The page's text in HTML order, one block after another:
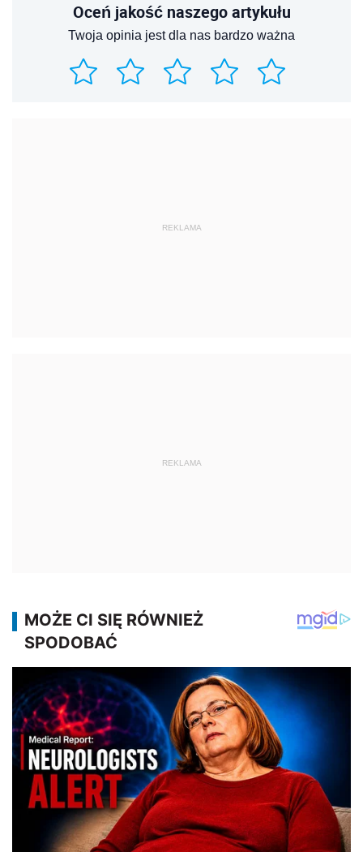
Oceń jakość naszego artykułu
Twoja opinia jest dla nas bardzo ważna
REKLAMA
REKLAMA